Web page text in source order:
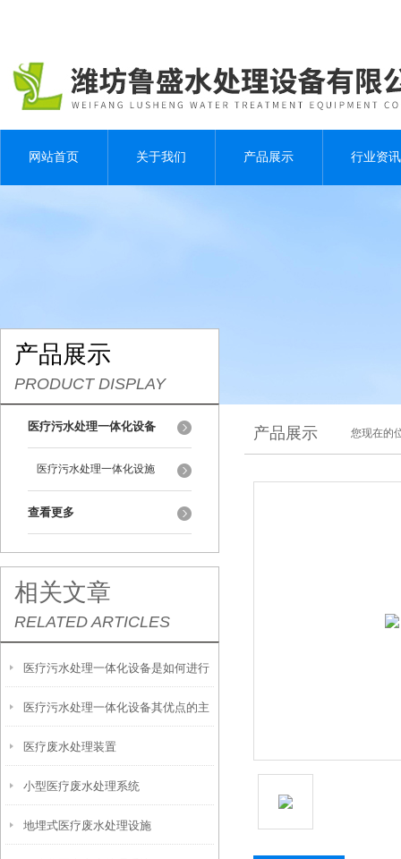
网站首页 关于我们 产品展示 行业资讯
产品展示
PRODUCT DISPLAY
医疗污水处理一体化设备
医疗污水处理一体化设施
查看更多
相关文章
RELATED ARTICLES
医疗污水处理一体化设备是如何进行
测定的呢？
医疗污水处理一体化设备其优点的主
要分析如下
医疗废水处理装置
小型医疗废水处理系统
地埋式医疗废水处理设施
产品展示 您现在的